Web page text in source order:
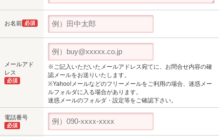
お名前 必須
メールアド
レス
必須
※ご記入いただいたメールアドレス宛てに、お問合せ内容の確
認メールをお送りいたします。
※Yahoo!メールなどのフリーメールをご利用の場合、迷惑メー
ルフォルダに入る場合があります。
迷惑メールのフォルダ・設定等をご確認下さい。
電話番号
必須